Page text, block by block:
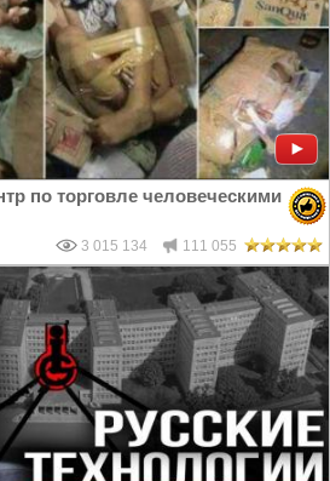
по торговле человеческими
3 015 134 111 055